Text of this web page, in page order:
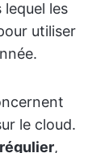
les
utiliser
le cloud.
,